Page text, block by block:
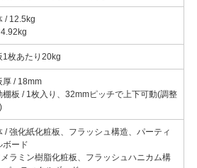
/ 12.5kg
1枚あたり20kg
厚 / 18mm
棚板 / 1枚入り、32mmピッチで上下可動(調整
/ 強化紙化粧板、フラッシュ構造、パーティ
ボード
メラミン樹脂化粧板、フラッシュハニカム構